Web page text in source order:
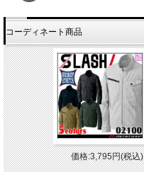
コーディネート商品
価格:3,795円(税込